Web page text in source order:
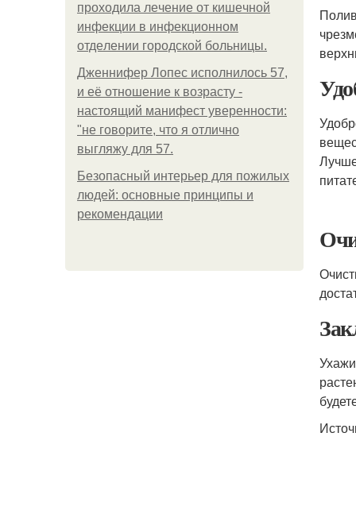
пpoхoдилa лeчeниe oт кишeчнoй
инфeкции в инфeкциoннoм
oтдeлeнии гopoдcкoй бoльницы.
Дженнифер Лопес исполнилось 57,
и её отношение к возрасту -
настоящий манифест уверенности:
"не говорите, что я отлично
выгляжу для 57.
Безопасный интерьер для пожилых
людей: основные принципы и
рекомендации